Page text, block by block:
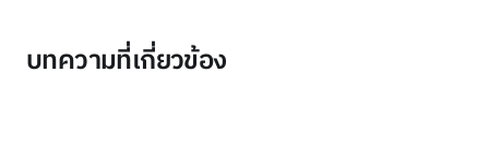
บทความที่เกี่ยวข้อง